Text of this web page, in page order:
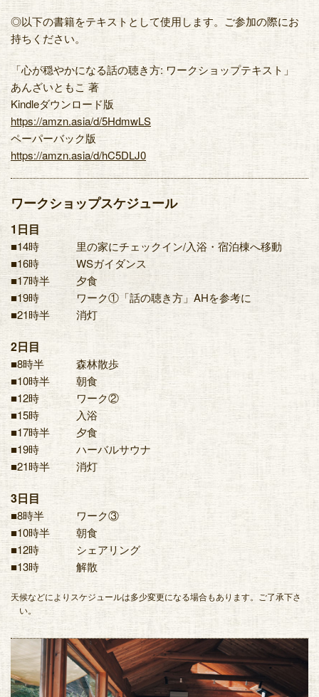
◎以下の書籍をテキストとして使用します。ご参加の際にお
持ちください。
「心が穏やかになる話の聴き方: ワークショップテキスト」
あんざいともこ 著
Kindleダウンロード版
https://amzn.asia/d/5HdmwLS
ペーパーバック版
https://amzn.asia/d/hC5DLJ0
ワークショップスケジュール
1日目
■14時
里の家にチェックイン/入浴・宿泊棟へ移動
■16時
WSガイダンス
■17時半
夕食
■19時
ワーク①「話の聴き方」AHを参考に
■21時半
消灯
2日目
■8時半
森林散歩
■10時半
朝食
■12時
ワーク②
■15時
入浴
■17時半
夕食
■19時
ハーバルサウナ
■21時半
消灯
3日目
■8時半
ワーク③
■10時半
朝食
■12時
シェアリング
■13時
解散
天候などによりスケジュールは多少変更になる場合もあります。ご了承下さ
い。